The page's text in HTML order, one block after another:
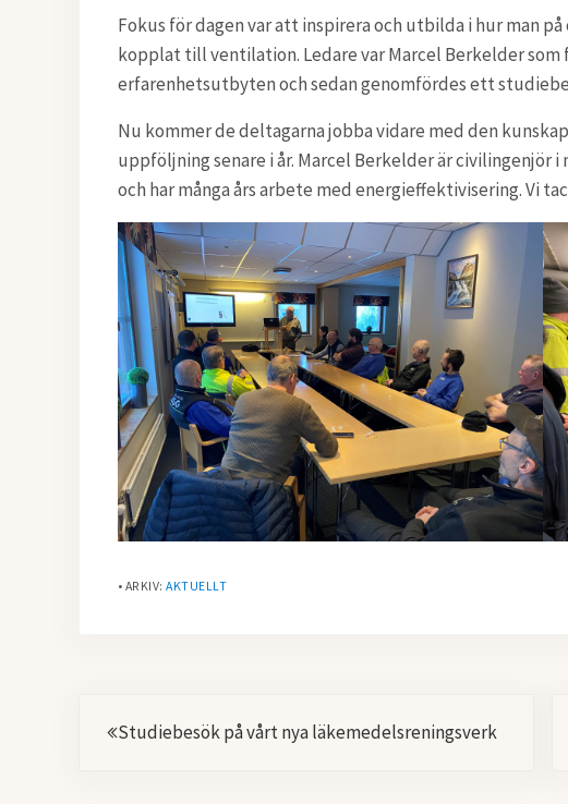
Fokus för dagen var att inspirera och utbilda i hur man
kopplat till ventilation. Ledare var Marcel Berkelder
erfarenhetsutbyten och sedan genomfördes ett
Nu kommer de deltagarna jobba vidare med den
uppföljning senare i år. Marcel Berkelder är
och har många års arbete med energieffektivisering. Vi
• ARKIV:AKTUELLT
Studiebesök på vårt nya läkemedelsreningsverk